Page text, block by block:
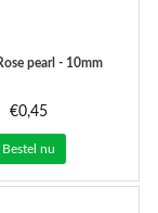
pearl - 10mm
€0,45
Bestel nu